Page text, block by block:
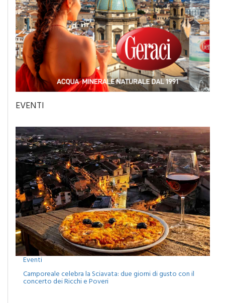
EVENTI
Eventi
Camporeale celebra la Sciavata: due giorni di gusto con il
concerto dei Ricchi e Poveri